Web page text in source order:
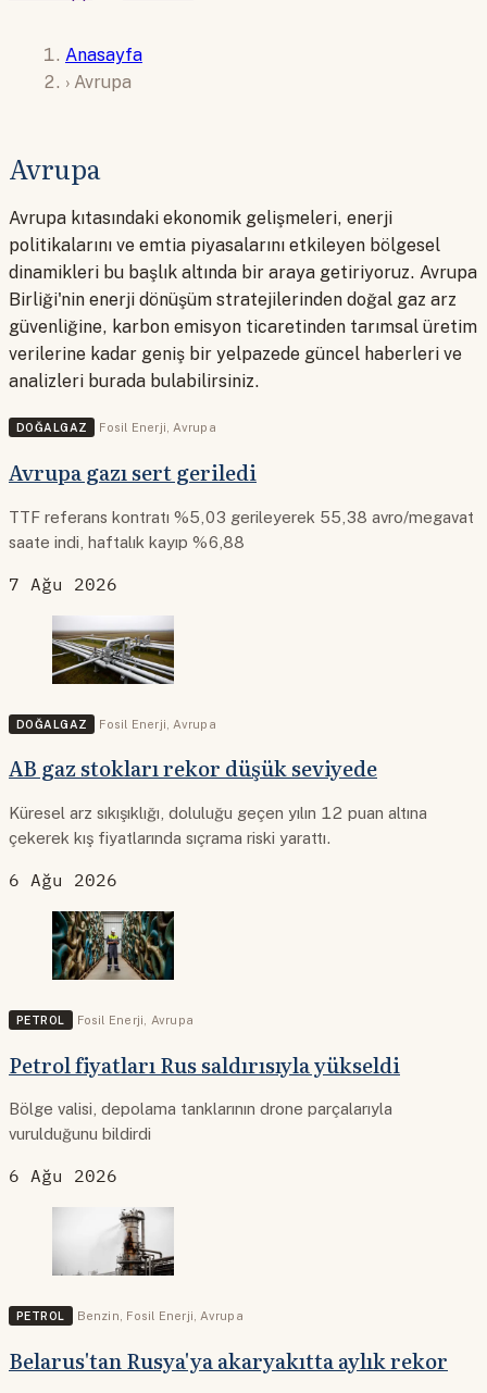
Anasayfa
› Avrupa
Avrupa
Avrupa kıtasındaki ekonomik gelişmeleri, enerji
politikalarını ve emtia piyasalarını etkileyen bölgesel
dinamikleri bu başlık altında bir araya getiriyoruz. Avrupa
Birliği'nin enerji dönüşüm stratejilerinden doğal gaz arz
güvenliğine, karbon emisyon ticaretinden tarımsal üretim
verilerine kadar geniş bir yelpazede güncel haberleri ve
analizleri burada bulabilirsiniz.
DOĞALGAZ Fosil Enerji,Avrupa
Avrupa gazı sert geriledi
TTF referans kontratı %5,03 gerileyerek 55,38 avro/megavat
saate indi, haftalık kayıp %6,88
7 Ağu 2026
DOĞALGAZ Fosil Enerji Avrupa
AB gaz stokları rekor düşük seviyede
Küresel arz sıkışıklığı, doluluğu geçen yılın 12 puan altına
çekerek kış fiyatlarında sıçrama riski yarattı.
6 Ağu 2026
PETROL Fosil Enerji Avrupa
Petrol fiyatları Rus saldırısıyla yükseldi
Bölge valisi, depolama tanklarının drone parçalarıyla
vurulduğunu bildirdi
6 Ağu 2026
PETROL Benzin Fosil Enerji Avrupa
Belarus'tan Rusya'ya akaryakıtta aylık rekor